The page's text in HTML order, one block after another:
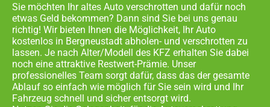
Sie möchten Ihr altes Auto verschrotten und dafür noch
etwas Geld bekommen? Dann sind Sie bei uns genau
richtig! Wir bieten Ihnen die Möglichkeit, Ihr Auto
kostenlos in Bergneustadt abholen- und verschrotten zu
lassen. Je nach Alter/Modell des KFZ erhalten Sie dabei
noch eine attraktive Restwert-Prämie. Unser
professionelles Team sorgt dafür, dass das der gesamte
Ablauf so einfach wie möglich für Sie sein wird und Ihr
Fahrzeug schnell und sicher entsorgt wird.